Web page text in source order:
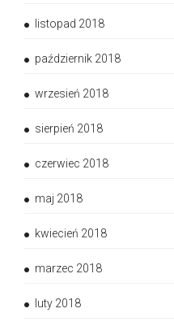
listopad 2018
październik 2018
wrzesień 2018
sierpień 2018
czerwiec 2018
maj 2018
kwiecień 2018
marzec 2018
luty 2018